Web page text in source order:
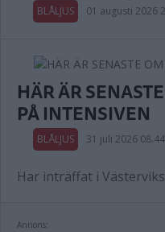
BLÅLJUS 01 augusti 2026
HÄR ÄR
PÅ INTENSIVEN
BLÅLJUS 31 juli 2026 08.44
Har inträffat i
Annons: